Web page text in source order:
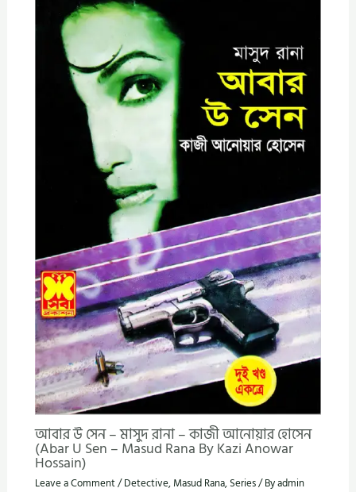
আবার উ সেন – মাসুদ রানা – কাজী আনোয়ার হোসেন
(Abar U Sen – Masud Rana By Kazi Anowar
Hossain)
Leave a Comment/Detective, Masud Rana, Series/ Byadmin